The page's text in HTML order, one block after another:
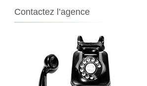
Contactez l’agence